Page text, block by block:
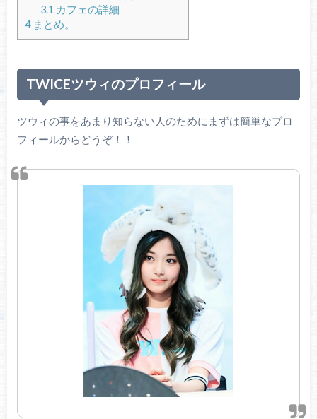
3.1 カフェの詳細
4まとめ。
TWICEツウィのプロフィール
ツウィの事をあまり知らない人のためにまずは簡単なプロ
フィールからどうぞ！！